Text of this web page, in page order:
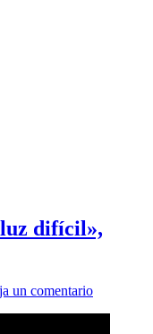
difícil»,
un comentario